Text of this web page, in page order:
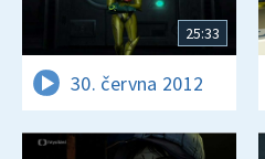
25:33
30. června 2012